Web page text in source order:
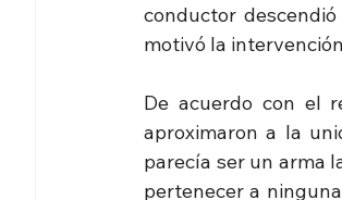
conductor
motivó la
De acuerdo con el
aproximaron a la
parecía ser un arma
pertenecer a